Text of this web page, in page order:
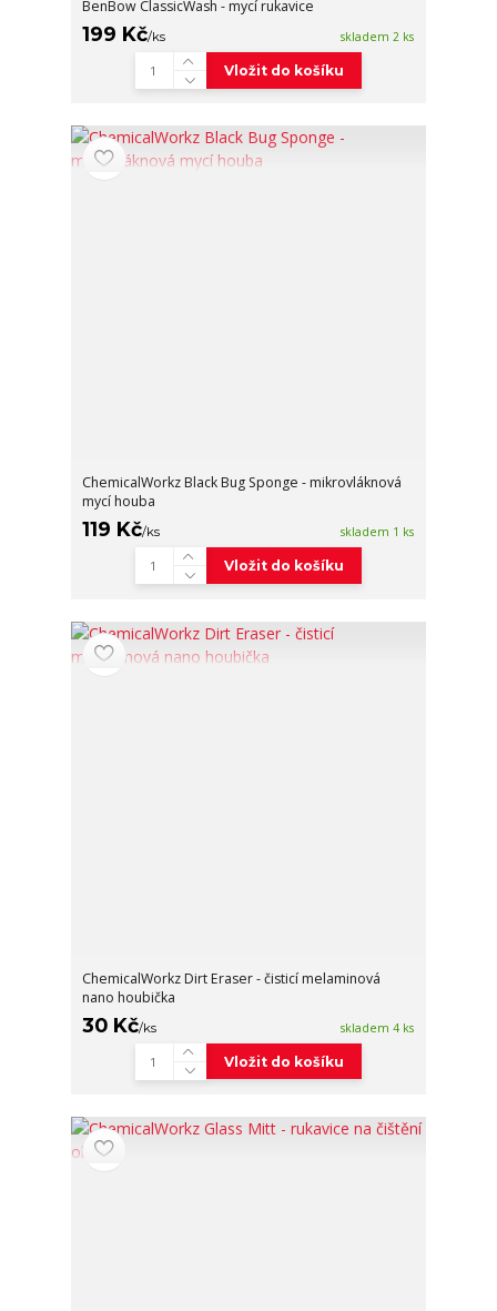
BenBow ClassicWash - mycí rukavice
199 Kč/ks skladem 2 ks
Vložit do košíku
ChemicalWorkz Black Bug Sponge - mikrovláknová
mycí houba
119 Kč/ks skladem 1 ks
Vložit do košíku
ChemicalWorkz Dirt Eraser - čisticí melaminová
nano houbička
30 Kč/ks skladem 4 ks
Vložit do košíku